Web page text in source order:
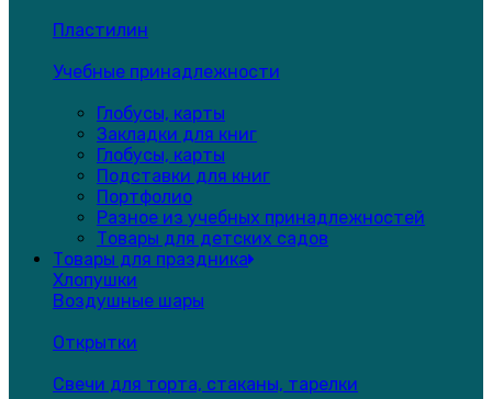
Пластилин
Учебные принадлежности
Глобусы, карты
Закладки для книг
Глобусы, карты
Подставки для книг
Портфолио
Разное из учебных принадлежностей
Товары для детских садов
Товары для праздника
Хлопушки
Воздушные шары
Открытки
Свечи для торта, стаканы, тарелки